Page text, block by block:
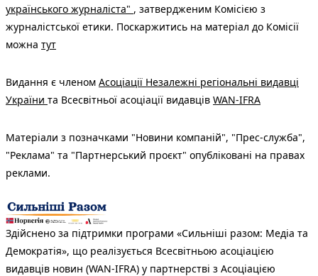
українського журналіста" , затвердженим Комісією з
журналістської етики. Поскаржитись на матеріал до Комісії
можна тут
Видання є членом Асоціації Незалежні регіональні видавці
України та Всесвітньої асоціації видавців WAN-IFRA
Матеріали з позначками "Новини компаній", "Прес-служба",
"Реклама" та "Партнерський проєкт" опубліковані на правах
реклами.
Здійснено за підтримки програми «Сильніші разом: Медіа та
Демократія», що реалізується Всесвітньою асоціацією
видавців новин (WAN-IFRA) у партнерстві з Асоціацією